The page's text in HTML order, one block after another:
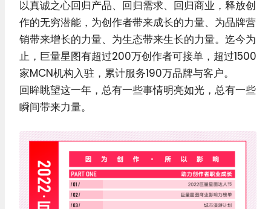
以真诚之心回归产品、回归需求、回归商业，释放创
作的无穷潜能，为创作者带来成长的力量、为品牌营
销带来增长的力量、为生态带来生长的力量。迄今为
止，巨量星图有超过200万创作者可接单，超过1500
家MCN机构入驻，累计服务190万品牌与客户。
回眸眺望这一年，总有一些事情明亮如光，总有一些
瞬间带来力量。